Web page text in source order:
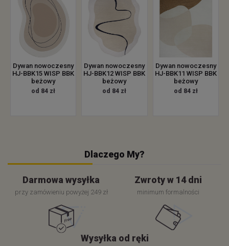
Dywan nowoczesny
HJ-BBK15 WISP BBK
beżowy
od 84 zł
Dywan nowoczesny
HJ-BBK12 WISP BBK
beżowy
od 84 zł
Dywan nowoczesny
HJ-BBK11 WISP BBK
beżowy
od 84 zł
Dlaczego My?
Darmowa wysyłka
przy zamówieniu powyżej 249 zł
Zwroty w 14 dni
minimum formalności
Wysyłka od ręki